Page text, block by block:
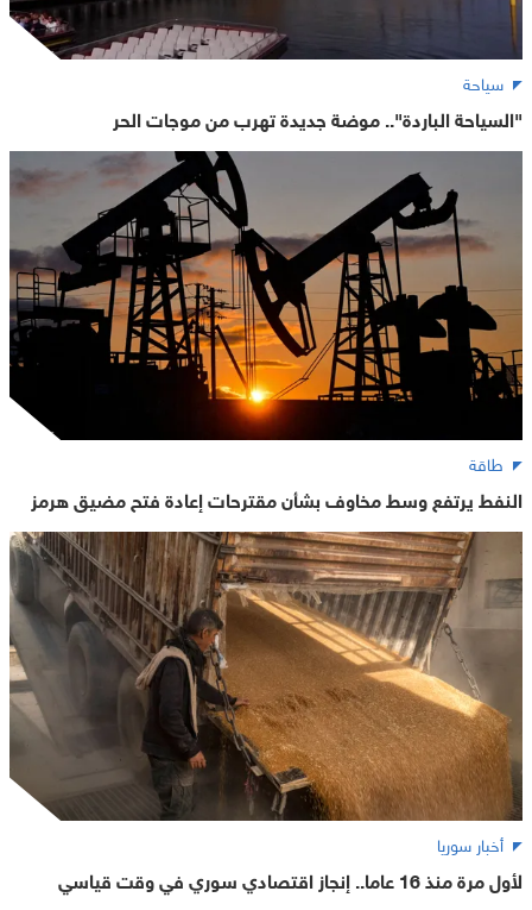
سياحة
"السياحة الباردة".. موضة جديدة تهرب من موجات الحر
طاقة
النفط يرتفع وسط مخاوف بشأن مقترحات إعادة فتح مضيق هرمز
أخبار سوريا
لأول مرة منذ 16 عاما.. إنجاز اقتصادي سوري في وقت قياسي